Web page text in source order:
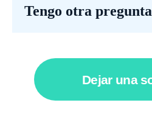
Tengo otra pregunta